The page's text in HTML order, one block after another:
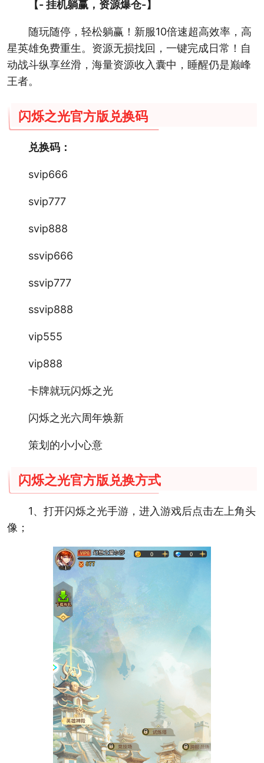
【- 挂机躺赢，资源爆仓-】
随玩随停，轻松躺赢！新服10倍速超高效率，高
星英雄免费重生。资源无损找回，一键完成日常！自
动战斗纵享丝滑，海量资源收入囊中，睡醒仍是巅峰
王者。
闪烁之光官方版兑换码
兑换码：
svip666
svip777
svip888
ssvip666
ssvip777
ssvip888
vip555
vip888
卡牌就玩闪烁之光
闪烁之光六周年焕新
策划的小小心意
闪烁之光官方版兑换方式
1、打开闪烁之光手游，进入游戏后点击左上角头
像；